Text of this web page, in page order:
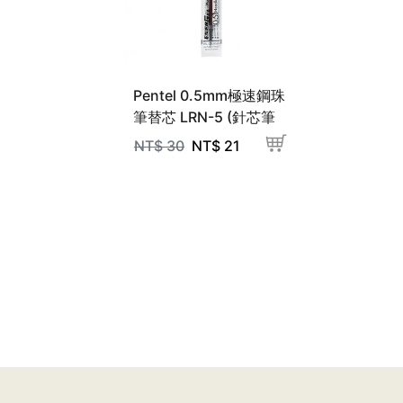
Pentel 0.5mm極速鋼珠
筆替芯 LRN-5 (針芯筆
頭)
NT$30 NT$ 21